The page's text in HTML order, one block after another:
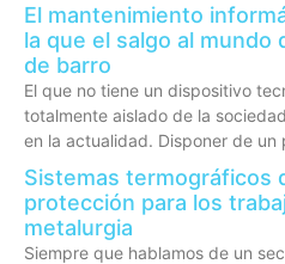
El mantenimiento
la que el salgo al mundo
de barro
El que no tiene un dispositivo
totalmente aislado de la
en la actualidad. Disponer de un
Sistemas termográficos
protección para los
metalurgia
Siempre que hablamos de un